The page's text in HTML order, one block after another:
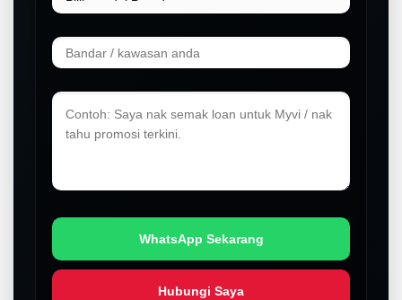
WhatsApp Sekarang
Hubungi Saya